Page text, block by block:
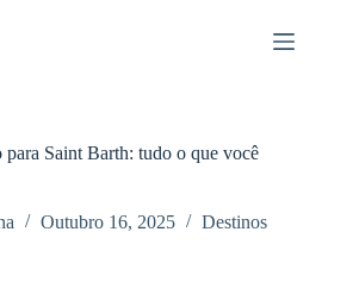
Saint Barth: tudo o que você
Outubro 16, 2025 Destinos